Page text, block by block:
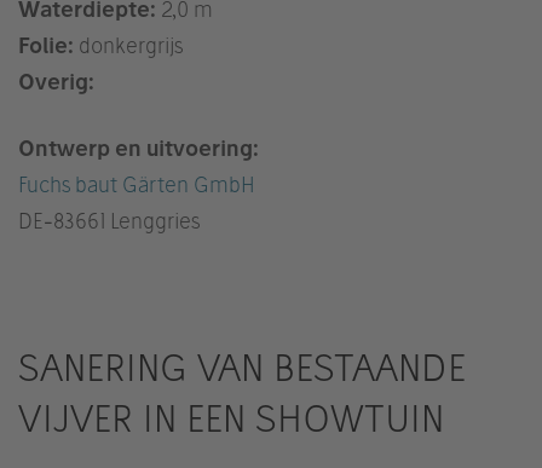
Waterdiepte: 2,0 m
Folie: donkergrijs
Overig:
Ontwerp en uitvoering:
Fuchs baut Gärten GmbH
DE-83661 Lenggries
SANERING VAN BESTAANDE
VIJVER IN EEN SHOWTUIN